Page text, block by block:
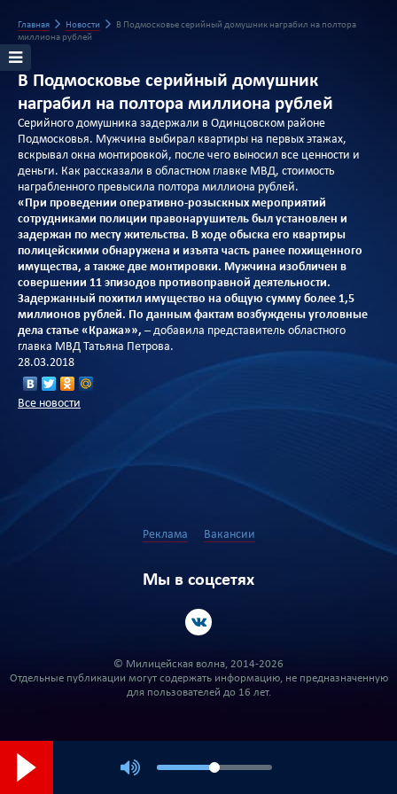
Главная Новости
В Подмосковье серийный домушник награбил на полтора
миллиона рублей
В Подмосковье серийный домушник
награбил на полтора миллиона рублей
Серийного домушника задержали в Одинцовском районе
Подмосковья. Мужчина выбирал квартиры на первых этажах,
вскрывал окна монтировкой, после чего выносил все ценности и
деньги. Как рассказали в областном главке МВД, стоимость
награбленного превысила полтора миллиона рублей.
«При проведении оперативно-розыскных мероприятий
сотрудниками полиции правонарушитель был установлен и
задержан по месту жительства. В ходе обыска его квартиры
полицейскими обнаружена и изъята часть ранее похищенного
имущества, а также две монтировки. Мужчина изобличен в
совершении 11 эпизодов противоправной деятельности.
Задержанный похитил имущество на общую сумму более 1,5
миллионов рублей. По данным фактам возбуждены уголовные
дела статье «Кража»», – добавила представитель областного
главка МВД Татьяна Петрова.
28.03.2018
Все новости
Реклама Вакансии
Мы в соцсетях
© Милицейская волна, 2014-2026
Отдельные публикации могут содержать информацию, не предназначенную
для пользователей до 16 лет.